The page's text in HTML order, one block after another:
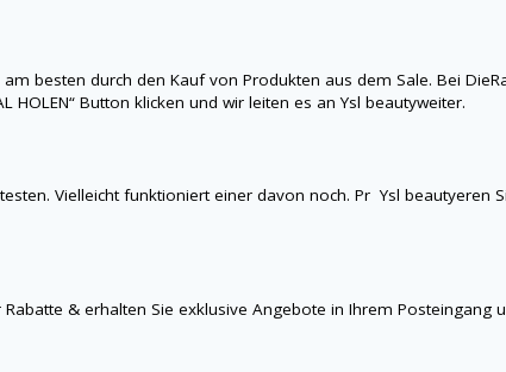
besten durch den Kauf von Produkten aus dem Sale. Bei
HOLEN“ Button klicken und wir leiten es anYsl beautyweiter.
Vielleicht funktioniert einer davon noch. PrYsl beautyeren
& erhalten Sie exklusive Angebote in Ihrem Posteingang